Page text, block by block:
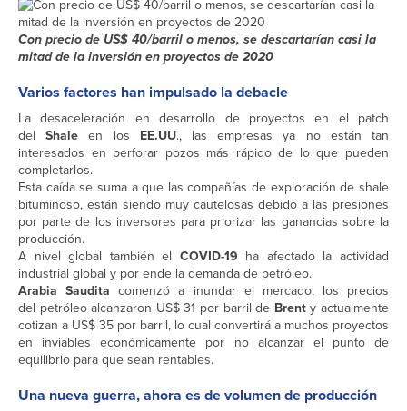
Con precio de US$ 40/barril o menos, se descartarían casi la
mitad de la inversión en proyectos de 2020
Varios factores han impulsado la debacle
La desaceleración en desarrollo de proyectos en el patch
delShale en los EE.UU., las empresas ya no están tan
interesados en perforar pozos más rápido de lo que pueden
completarlos.
Esta caída se suma a que las compañías de exploración de shale
bituminoso, están siendo muy cautelosas debido a las presiones
por parte de los inversores para priorizar las ganancias sobre la
producción.
A nivel global también el COVID-19 ha afectado la actividad
industrial global y por ende la demanda de petróleo.
Arabia Saudita comenzó a inundar el mercado, los precios
del petróleo alcanzaron US$ 31 por barril de Brenty actualmente
cotizan a US$ 35 por barril, lo cual convertirá a muchos proyectos
en inviables económicamente por no alcanzar el punto de
equilibrio para que sean rentables.
Una nueva guerra, ahora es de volumen de producción